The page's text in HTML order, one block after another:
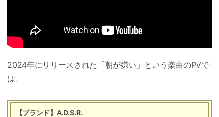
2024年にリリースされた「朝が嫌い」という楽曲のPVで
は、
【ブランド】A.D.S.R.